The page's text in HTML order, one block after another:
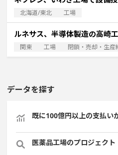
北海道/東北 工場
ルネサス、半導体製造の高崎
関東 工場 閉鎖・売却・生産
データを探す
既に100億円以上の支払い
医薬品工場のプロジェクト